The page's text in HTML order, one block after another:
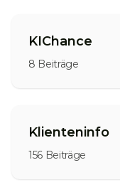
KIChance
8 Beiträge
Klienteninfo
156 Beiträge